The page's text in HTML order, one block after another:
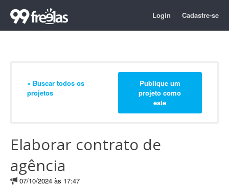
Login Cadastre-se
« Buscar todos os
projetos
Publique um
projeto como
este
Elaborar contrato de
agência
07/10/2024 às 17:47